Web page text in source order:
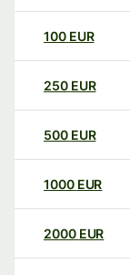
100 EUR
250 EUR
500 EUR
1000 EUR
2000 EUR